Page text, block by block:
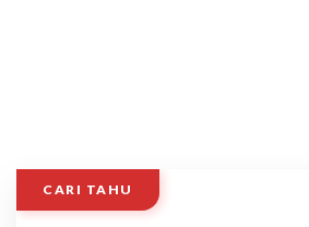
CARI TAHU